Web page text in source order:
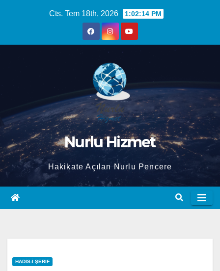
Cts. Tem 18th, 2026 1:02:15 PM
Nurlu Hizmet
Hakikate Açılan Nurlu Pencere
HADIS-I ŞERIF